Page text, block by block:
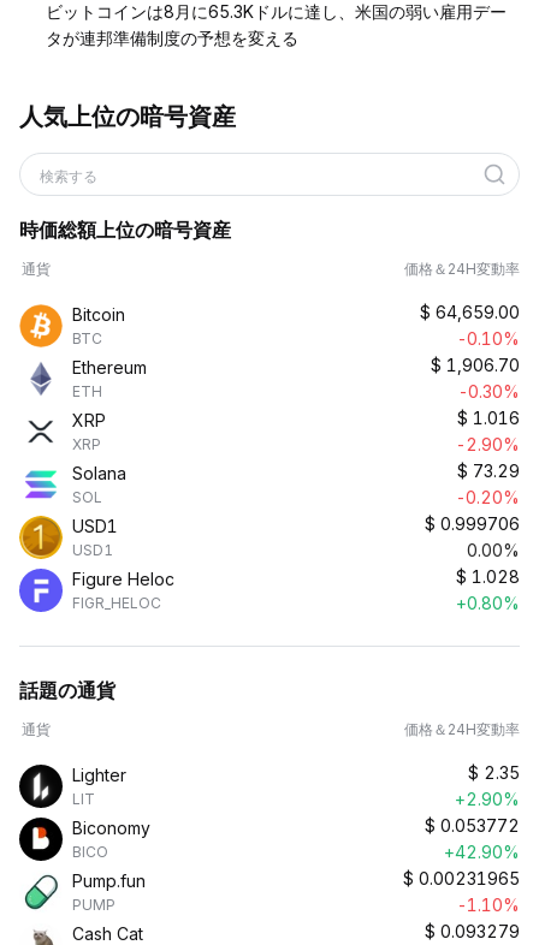
ビットコインは8月に65.3Kドルに達し、米国の弱い雇用デー
タが連邦準備制度の予想を変える
人気上位の暗号資産
検索する
時価総額上位の暗号資産
通貨 価格＆24H変動率
Bitcoin
BTC
$ 64,659.00
-0.10%
Ethereum
ETH
$ 1,906.70
-0.30%
XRP
XRP
$ 1.016
-2.90%
Solana
SOL
$ 73.29
-0.20%
USD1
USD1
$ 0.999706
0.00%
Figure Heloc
FIGR_HELOC
$ 1.028
+0.80%
話題の通貨
通貨 価格＆24H変動率
Lighter
LIT
$ 2.35
+2.90%
Biconomy
BICO
$ 0.053772
+42.90%
Pump.fun
PUMP
$ 0.00231965
-1.10%
Cash Cat
$ 0.093279